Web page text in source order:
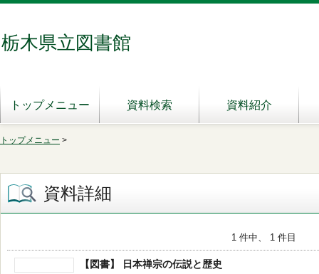
栃木県立図書館
トップメニュー 資料検索 資料紹介
トップメニュー >
資料詳細
1 件中、 1 件目
【図書】 日本禅宗の伝説と歴史